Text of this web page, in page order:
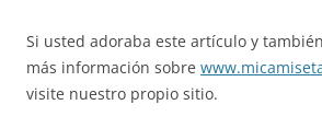
Si usted adoraba este artículo y
más información sobre
visite nuestro propio sitio.